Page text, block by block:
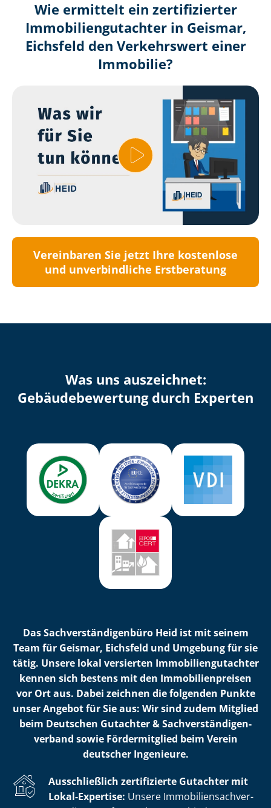
Wie ermittelt ein zertifizierter
Immobilien­gutachter in Geismar,
Eichsfeld den Verkehrswert einer
Immobilie?
Vereinbaren Sie jetzt Ihre kostenlose
und unverbindliche Erstberatung
Was uns auszeichnet:
Ge­bäu­de­be­wer­tung durch Experten
Das Sach­ver­stän­di­gen­bü­ro Heid ist mit seinem
Team für Geismar, Eichsfeld und Umgebung für sie
tätig. Unsere lokal versierten Im­mo­bi­li­en­gut­ach­ter
kennen sich bestens mit den Im­mo­bi­li­en­prei­sen
vor Ort aus. Dabei zeichnen die folgenden Punkte
unser Angebot für Sie aus: Wir sind zudem Mitglied
beim Deutschen Gutachter & Sach­ver­stän­di­gen­
ver­band sowie Fördermitglied beim Verein
deutscher Ingenieure.
Ausschließlich zertifizierte Gutachter mit
Lokal-Expertise: Unsere Im­mo­bi­li­en­sach­ver­